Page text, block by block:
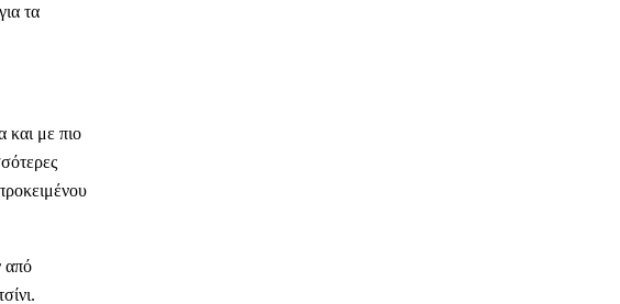
τα
και με πιο
από